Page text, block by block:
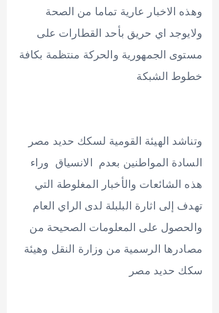
الاخبار عارية تماما من الصحة
اي حريق بأحد القطارات على
الجمهورية والحركة منتظمة بكافة
الشبكة
الهيئة القومية لسكك حديد مصر
المواطنين بعدم الانسياق وراء
والأخبار المغلوطة التي
إلى اثارة البلبلة لدى الراي العام
على المعلومات الصحيحة من
الرسمية من وزارة النقل وهيئة
حديد مصر